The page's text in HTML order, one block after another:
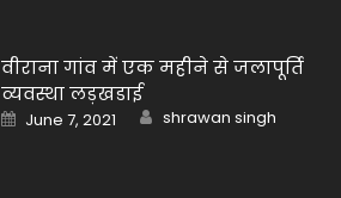
वीराना गांव में एक महीने से जलापूर्ति
व्यवस्था लड़खडाई
Posted
on
June 7, 2021 Author
shrawan singh